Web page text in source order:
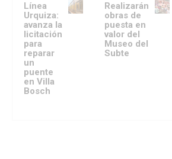
Línea
Urquiza:
avanza la
licitación
para
reparar
un
puente
en Villa
Bosch
Realizarán
obras de
puesta en
valor del
Museo del
Subte